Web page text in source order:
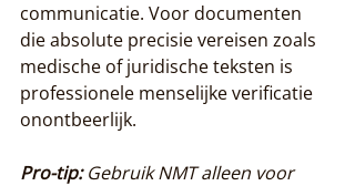
communicatie. Voor documenten
die absolute precisie vereisen zoals
medische of juridische teksten is
professionele menselijke verificatie
onontbeerlijk.
Pro-tip: Gebruik NMT alleen voor